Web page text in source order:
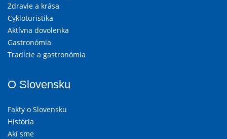
Zdravie a krása
Cykloturistika
Aktívna dovolenka
Gastronómia
Tradície a gastronómia
O Slovensku
Fakty o Slovensku
História
Akí sme